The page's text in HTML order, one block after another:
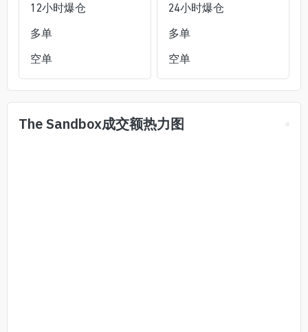
12小时爆仓
多单
空单
24小时爆仓
多单
空单
The Sandbox成交额热力图